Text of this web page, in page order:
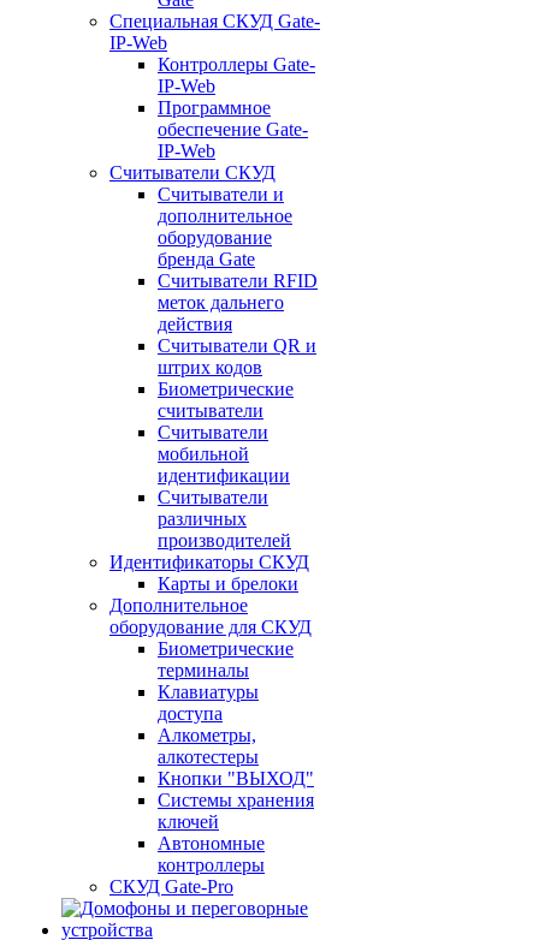
Специальная СКУД Gate-
IP-Web
Контроллеры Gate-
IP-Web
Программное
обеспечение Gate-
IP-Web
Считыватели СКУД
Считыватели и
дополнительное
оборудование
бренда Gate
Считыватели RFID
меток дальнего
действия
Считыватели QR и
штрих кодов
Биометрические
считыватели
Считыватели
мобильной
идентификации
Считыватели
различных
производителей
Идентификаторы СКУД
Карты и брелоки
Дополнительное
оборудование для СКУД
Биометрические
терминалы
Клавиатуры
доступа
Алкометры,
алкотестеры
Кнопки "ВЫХОД"
Системы хранения
ключей
Автономные
контроллеры
СКУД Gate-Pro